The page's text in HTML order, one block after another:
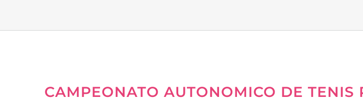
CAMPEONATO AUTONOMICO DE